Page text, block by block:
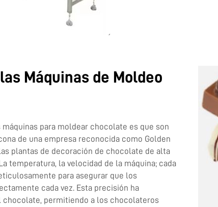
Máquinas de Moldeo
para moldear chocolate es que son
de una empresa reconocida como Golden
plantas de decoración de chocolate de alta
temperatura, la velocidad de la máquina; cada
para asegurar que los
cada vez. Esta precisión ha
chocolate, permitiendo a los chocolateros